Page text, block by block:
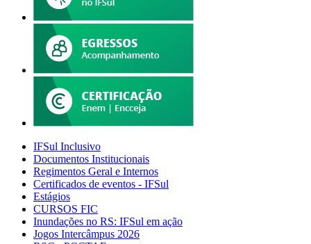
IFSul Inclusivo
Documentos Institucionais
Regimentos Geral e Internos
Certificados de eventos - IFSul
Estágios
CURSOS FIC
Inundações no RS: IFSul em ação
Jogos Intercâmpus 2026